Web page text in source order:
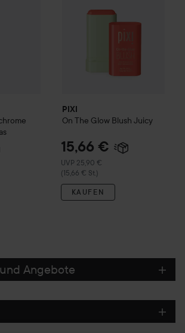
PIXI
On The Glow Blush Juicy
15,66 €
UVP 25,90 €
Empfohlener Preis 25,90 €
(15,66 € St.)
KAUFEN
Angebote